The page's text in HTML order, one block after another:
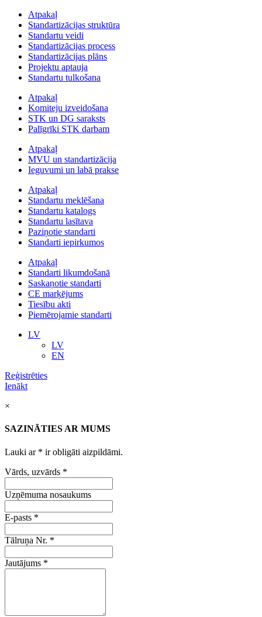
Atpakaļ
Standartizācijas struktūra
Standartu veidi
Standartizācijas process
Standartizācijas plāns
Projektu aptauja
Standartu tulkošana
Atpakaļ
Komiteju izveidošana
STK un DG saraksts
Palīgrīki STK darbam
Atpakaļ
MVU un standartizācija
Ieguvumi un labā prakse
Atpakaļ
Standartu meklēšana
Standartu katalogs
Standartu lasītava
Paziņotie standarti
Standarti iepirkumos
Atpakaļ
Standarti likumdošanā
Saskaņotie standarti
CE marķējums
Tiesību akti
Piemērojamie standarti
LV
LV
EN
Reģistrēties
Ienākt
×
SAZINĀTIES AR MUMS
Lauki ar * ir obligāti aizpildāmi.
Vārds, uzvārds *
Uzņēmuma nosaukums
E-pasts *
Tālruņa Nr. *
Jautājums *